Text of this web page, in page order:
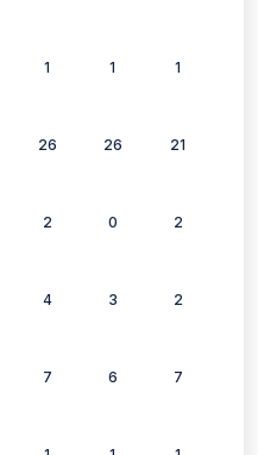
1 1 1
26 26 21
2 0 2
4 3 2
7 6 7